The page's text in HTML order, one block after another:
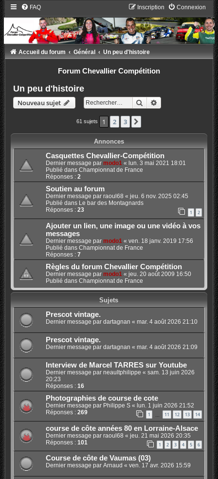
FAQ Connexion
Inscription
Accueil du forum Général Un peu d'histoire
Forum Chevallier Compétition
Un peu d'histoire
Nouveau sujet RechercherRecherche avancée
61 sujets 1 2 3
Annonces
Casquettes Chevallier-Compétition
Dernier message par modo1« lun. 3 mai 2021 18:01
Publié dans Championnat de France
Réponses : 2
Soutien au forum
Dernier message par raoul68 « jeu. 6 nov. 2025 02:45
Publié dans Le bar des Montagnards
Réponses : 23 1 2
Ajouter un lien, une image ou une vidéo à vos
messages
Dernier message par modo1 « ven. 18 janv. 2019 17:56
Publié dans Championnat de France
Réponses : 7
Règles du forum Chevallier Compétition
Dernier message par modo1 « jeu. 20 août 2009 16:50
Publié dans Championnat de France
Sujets
Prescot vintage.
Dernier message par dartagnan « mar. 4 août 2026 21:10
Prescot vintage.
Dernier message par dartagnan « mar. 4 août 2026 21:09
Interview de Marcel TARRES sur Youtube
Dernier message par neaultphilippe « sam. 13 juin 2026
20:23
Réponses : 16
Photographies de course de cote
Dernier message par Philippe S« lun. 1 juin 2026 21:52
Réponses : 269 1 11 12 13 14
course de côte années 80 en Lorraine-Alsace
Dernier message par raoul68 « jeu. 21 mai 2026 20:35
Réponses : 101 1 2 3 4 5 6
Course de côte de Vaumas (03)
Dernier message par Arnaud « ven. 17 avr. 2026 15:59